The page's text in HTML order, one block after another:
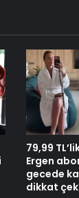
79,99
Ergen
gecede
dikkat